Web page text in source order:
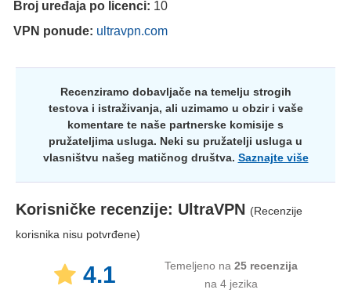
Broj uređaja po licenci: 10
VPN ponude: ultravpn.com
Recenziramo dobavljače na temelju strogih
testova i istraživanja, ali uzimamo u obzir i vaše
komentare te naše partnerske komisije s
pružateljima usluga. Neki su pružatelji usluga u
vlasništvu našeg matičnog društva. Saznajte više
Korisničke recenzije: UltraVPN (Recenzije
korisnika nisu potvrđene)
4.1 Temeljeno na25 recenzija
na 4 jezika